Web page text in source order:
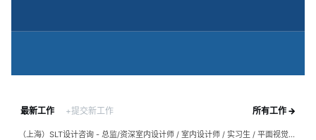
最新工作 +提交新工作 所有工作 →
（上海）SLT设计咨询 - 总监/资深室内设计师 / 室内设计师 / 实习生 / 平面视觉设计师 / 项目经理/中后期负责人 / 媒体公关负责人 / 服务体验设计师